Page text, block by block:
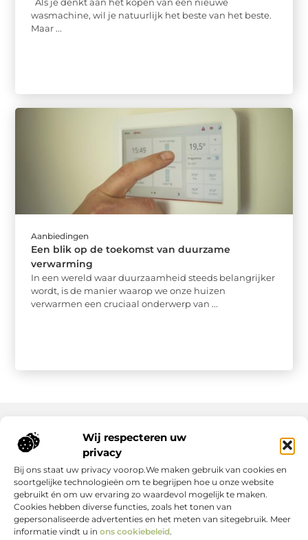
Wij respecteren uw
privacy
Bij ons staat uw privacy voorop.We maken gebruik van cookies en
soortgelijke technologieën om te begrijpen hoe u onze website
gebruikt én om uw ervaring zo waardevol mogelijk te maken.
Cookies hebben diverse functies, zoals het tonen van
gepersonaliseerde advertenties en het meten van sitegebruik. Meer
informatie vindt u in ons cookiebeleid.
wasmachine, wil je natuurlijk het beste van het beste.
Maar ...
Aanbiedingen
Een blik op de toekomst van duurzame
verwarming
In een wereld waar duurzaamheid steeds belangrijker
wordt, is de manier waarop we onze huizen
verwarmen een cruciaal onderwerp van ...
Onze informatie